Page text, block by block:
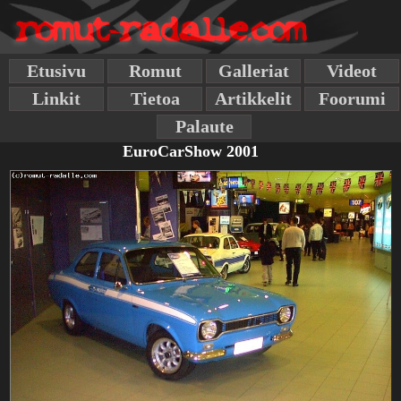
Etusivu Romut Galleriat
Videot
Linkit
Tietoa Artikkelit
Foorumi
Palaute
EuroCarShow 2001